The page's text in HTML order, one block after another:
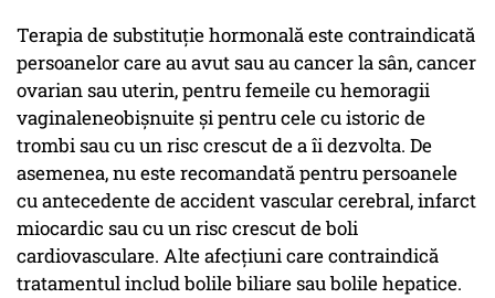
Terapia de substituție hormonală este contraindicată
persoanelor care au avut sau au cancer la sân, cancer
ovarian sau uterin, pentru femeile cu hemoragii
vaginaleneobișnuite și pentru cele cu istoric de
trombi sau cu un risc crescut de a îi dezvolta. De
asemenea, nu este recomandată pentru persoanele
cu antecedente de accident vascular cerebral, infarct
miocardic sau cu un risc crescut de boli
cardiovasculare. Alte afecțiuni care contraindică
tratamentul includ bolile biliare sau bolile hepatice.